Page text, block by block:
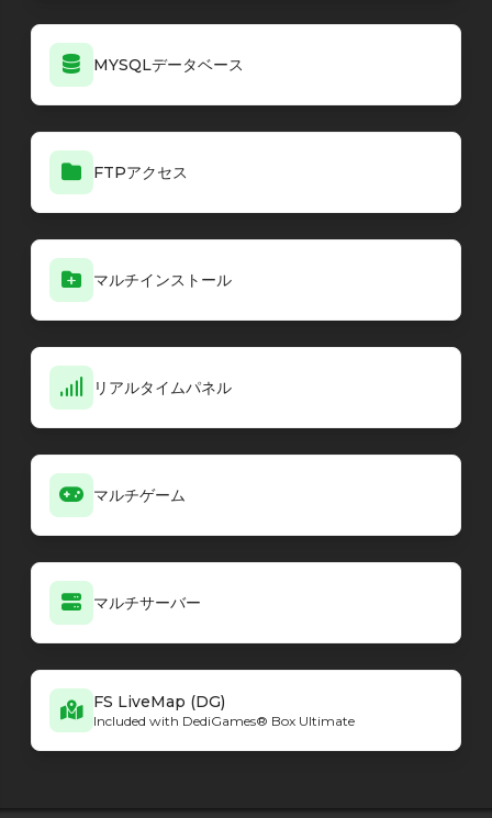
MYSQLデータベース
FTPアクセス
マルチインストール
リアルタイムパネル
マルチゲーム
マルチサーバー
FS LiveMap (DG)
Included with DediGames® Box Ultimate